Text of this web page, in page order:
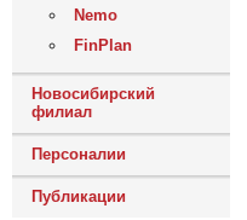
Nemo
FinPlan
Новосибирский
филиал
Персоналии
Публикации